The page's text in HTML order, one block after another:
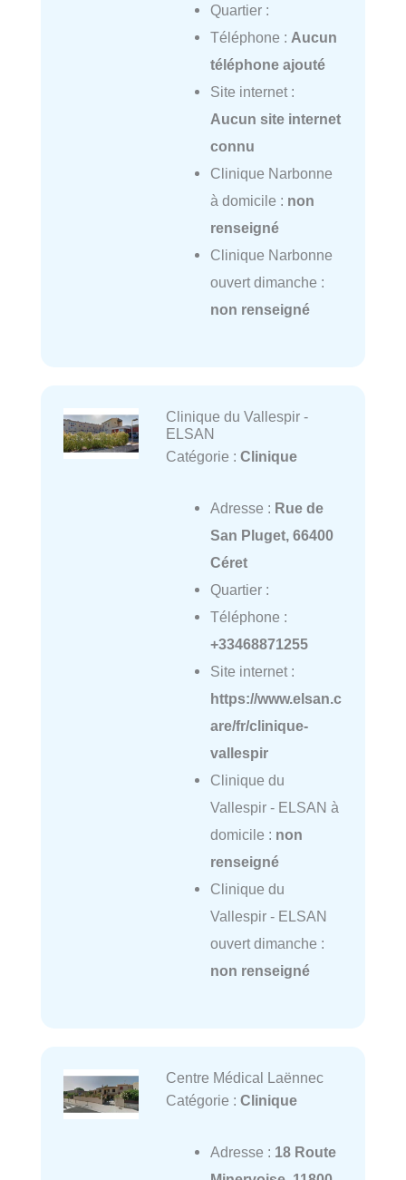
Quartier :
Téléphone : Aucun
téléphone ajouté
Site internet :
Aucun site internet
connu
Clinique Narbonne
à domicile : non
renseigné
Clinique Narbonne
ouvert dimanche :
non renseigné
Clinique du Vallespir -
ELSAN
Catégorie : Clinique
Adresse : Rue de
San Pluget, 66400
Céret
Quartier :
Téléphone :
+33468871255
Site internet :
https://www.elsan.c
are/fr/clinique-
vallespir
Clinique du
Vallespir - ELSAN à
domicile : non
renseigné
Clinique du
Vallespir - ELSAN
ouvert dimanche :
non renseigné
Centre Médical Laënnec
Catégorie : Clinique
Adresse : 18 Route